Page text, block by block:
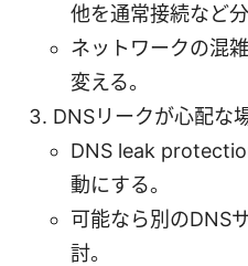
他を通常接続など分
ネットワークの混
変える。
DNSリークが心配な
DNS leak
動にする。
可能なら別のDNS
討。